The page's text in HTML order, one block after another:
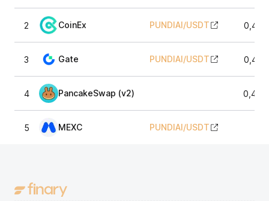
2 CoinEx PUNDIAI/USDT
3 Gate PUNDIAI/USDT
4 PancakeSwap (v2)
5 MEXC PUNDIAI/USDT